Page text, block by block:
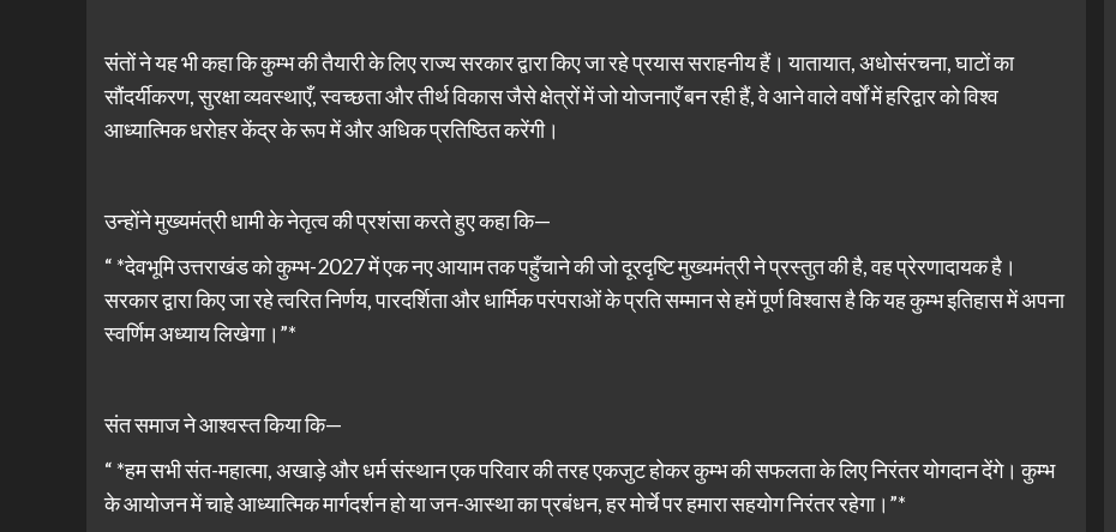
संतों ने यह भी कहा कि कुम्भ की तैयारी के लिए राज्य सरकार द्वारा किए जा रहे प्रयास सराहनीय हैं। यातायात, अधोसंरचना, घाटों का
सौंदर्यीकरण, सुरक्षा व्यवस्थाएँ, स्वच्छता और तीर्थ विकास जैसे क्षेत्रों में जो योजनाएँ बन रही हैं, वे आने वाले वर्षों में हरिद्वार को विश्व
आध्यात्मिक धरोहर केंद्र के रूप में और अधिक प्रतिष्ठित करेंगी।
उन्होंने मुख्यमंत्री धामी के नेतृत्व की प्रशंसा करते हुए कहा कि—
“ *देवभूमि उत्तराखंड को कुम्भ-2027 में एक नए आयाम तक पहुँचाने की जो दूरदृष्टि मुख्यमंत्री ने प्रस्तुत की है, वह प्रेरणादायक है।
सरकार द्वारा किए जा रहे त्वरित निर्णय, पारदर्शिता और धार्मिक परंपराओं के प्रति सम्मान से हमें पूर्ण विश्वास है कि यह कुम्भ इतिहास में अपना
स्वर्णिम अध्याय लिखेगा।”*
संत समाज ने आश्वस्त किया कि—
“ *हम सभी संत-महात्मा, अखाड़े और धर्म संस्थान एक परिवार की तरह एकजुट होकर कुम्भ की सफलता के लिए निरंतर योगदान देंगे। कुम्भ
के आयोजन में चाहे आध्यात्मिक मार्गदर्शन हो या जन-आस्था का प्रबंधन, हर मोर्चे पर हमारा सहयोग निरंतर रहेगा।”*